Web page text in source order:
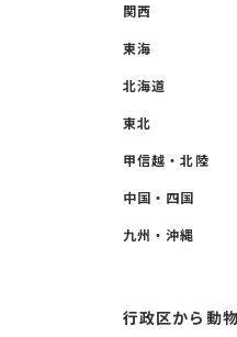
関西
東海
北海道
東北
甲信越・北陸
中国・四国
九州・沖縄
行政区から動